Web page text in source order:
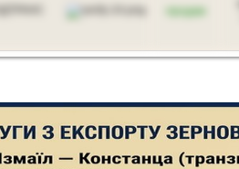
продам